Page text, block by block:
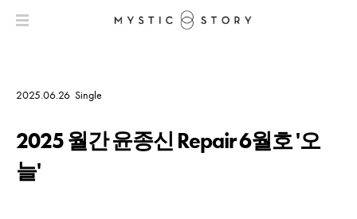
2025.06.26 Single
2025 월간 윤종신 Repair 6월호 '오
늘'